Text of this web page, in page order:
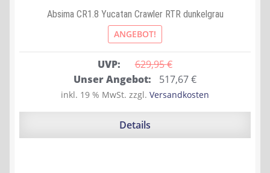
Absima CR1.8 Yucatan Crawler RTR dunkelgrau
ANGEBOT!
UVP: 629,95 €
Ursprünglicher
Preis
war:
Unser Angebot: 517,67€Aktueller
Preis
ist:
inkl. 19 % MwSt. zzgl. Versandkosten
Details